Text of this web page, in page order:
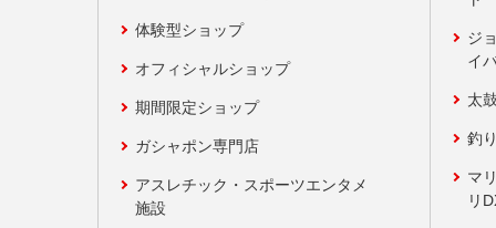
体験型ショップ
オフィシャルショップ
期間限定ショップ
ガシャポン専門店
アスレチック・スポーツエンタメ
施設
ジ
イ
太
釣
マ
リ